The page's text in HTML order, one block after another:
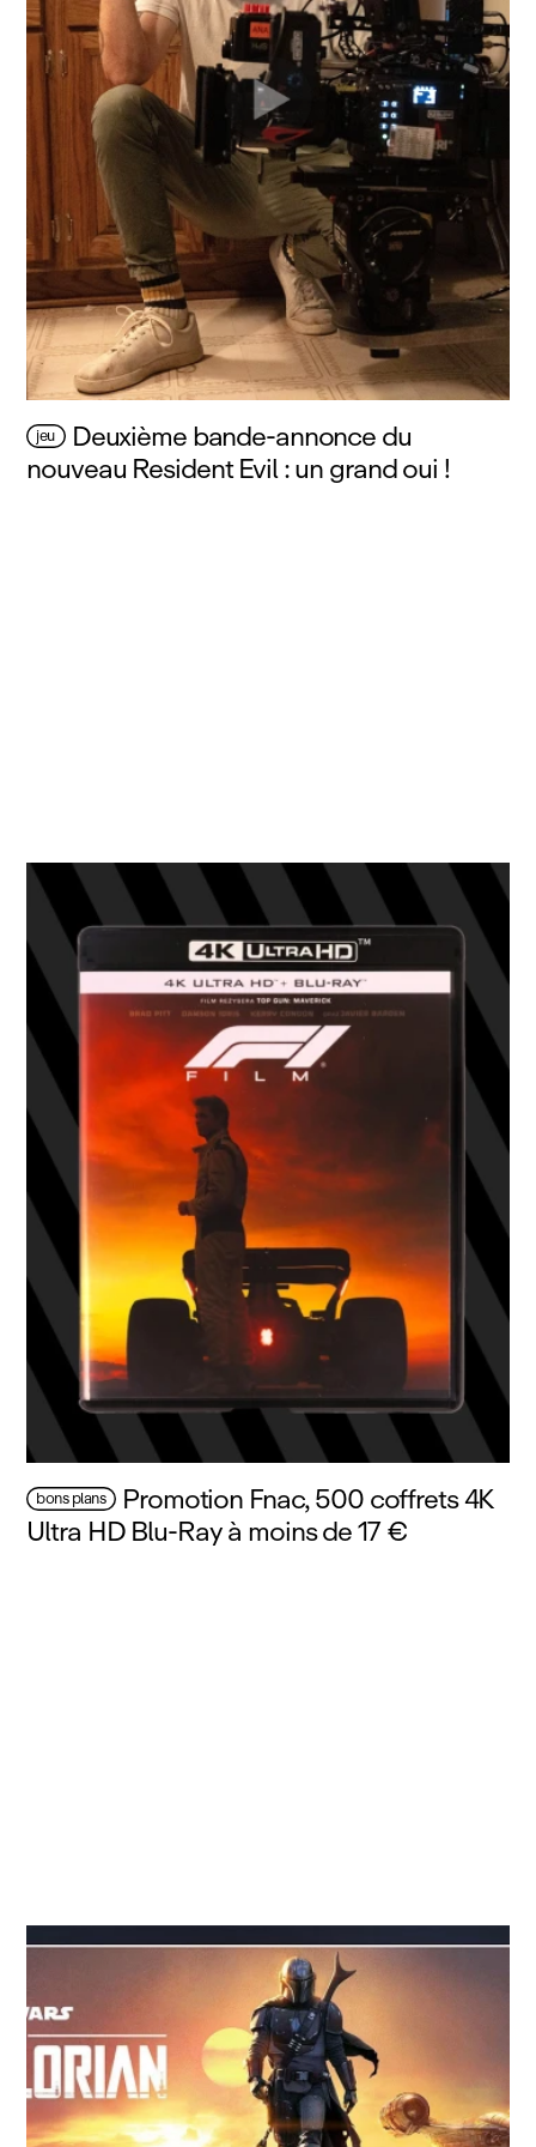
jeu Deuxième bande-annonce du
nouveau Resident Evil : un grand oui !
bons plans Promotion Fnac, 500 coffrets 4K
Ultra HD Blu‑Ray à moins de 17 €